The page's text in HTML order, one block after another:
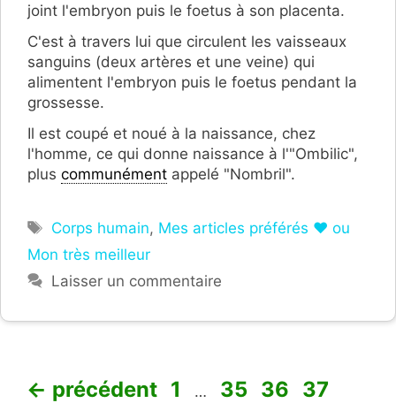
joint l'embryon puis le foetus à son placenta.
C'est à travers lui que circulent les vaisseaux
sanguins (deux artères et une veine) qui
alimentent l'embryon puis le foetus pendant la
grossesse.
Il est coupé et noué à la naissance, chez
l'homme, ce qui donne naissance à l'"Ombilic",
plus communément appelé "Nombril".
Étiquettes
Corps humain, Mes articles préférés ❤ ou
Mon très meilleur
Laisser un commentaire
← précédent Page
1 … Page
35 Page
36 Page
37